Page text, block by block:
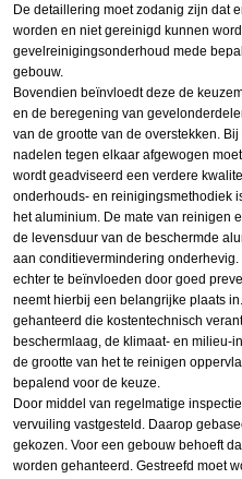
De detaillering moet zodanig zijn dat
worden en niet gereinigd kunnen
gevelreinigingsonderhoud mede
gebouw.
Bovendien beïnvloedt deze de
en de beregening van
van de grootte van de overstekken.
nadelen tegen elkaar afgewogen
wordt geadviseerd een verdere
onderhouds- en reinigingsmethodiek
het aluminium. De mate van reinigen
de levensduur van de beschermde
aan conditievermindering
echter te beïnvloeden door goed
neemt hierbij een belangrijke plaats
gehanteerd die kostentechnisch
beschermlaag, de klimaat- en milieu-
de grootte van het te reinigen
bepalend voor de keuze.
Door middel van regelmatige
vervuiling vastgesteld. Daarop
gekozen. Voor een gebouw behoeft
worden gehanteerd. Gestreefd moet